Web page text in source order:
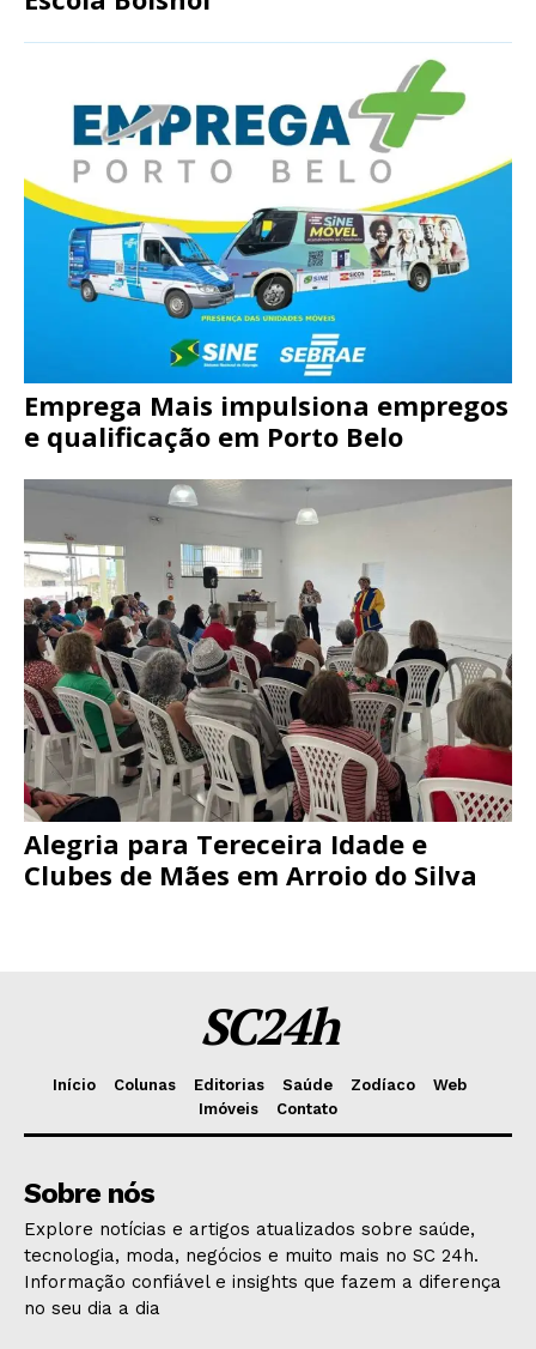
Emprega Mais impulsiona empregos
e qualificação em Porto Belo
Alegria para Tereceira Idade e
Clubes de Mães em Arroio do Silva
SC24h
Início Colunas Editorias Saúde Zodíaco
Web
Imóveis
Contato
Sobre nós
Explore notícias e artigos atualizados sobre saúde,
tecnologia, moda, negócios e muito mais no SC 24h.
Informação confiável e insights que fazem a diferença
no seu dia a dia